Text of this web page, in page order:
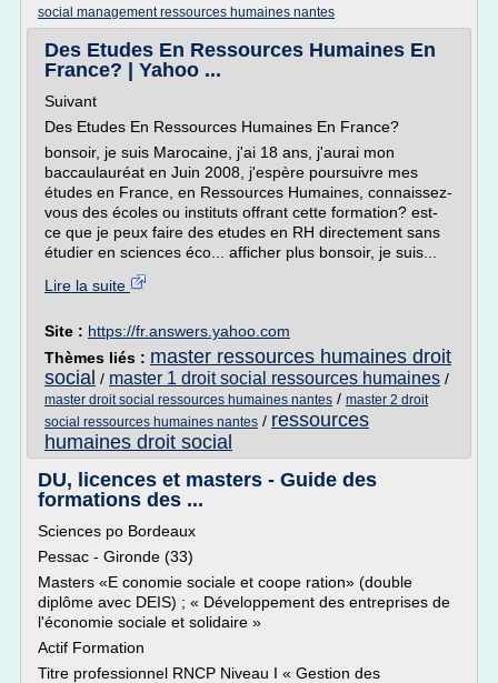
social management ressources humaines nantes
Des Etudes En Ressources Humaines En
France? | Yahoo ...
Suivant
Des Etudes En Ressources Humaines En France?
bonsoir, je suis Marocaine, j'ai 18 ans, j'aurai mon
baccaulauréat en Juin 2008, j'espère poursuivre mes
études en France, en Ressources Humaines, connaissez-
vous des écoles ou instituts offrant cette formation? est-
ce que je peux faire des etudes en RH directement sans
étudier en sciences éco... afficher plus bonsoir, je suis...
Lire la suite
Site : https://fr.answers.yahoo.com
Thèmes liés : master ressources humaines droit
social / master 1 droit social ressources humaines /
master droit social ressources humaines nantes / master 2 droit
social ressources humaines nantes / ressources
humaines droit social
DU, licences et masters - Guide des
formations des ...
Sciences po Bordeaux
Pessac - Gironde (33)
Masters «E conomie sociale et coope ration» (double
diplôme avec DEIS) ; « Développement des entreprises de
l'économie sociale et solidaire »
Actif Formation
Titre professionnel RNCP Niveau I « Gestion des